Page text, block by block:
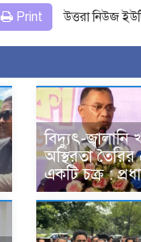
Print উত্তরা নিউজ
বিদ্যুৎ-জ্বালানি
অস্থিরতা তৈরির
একটি চক্র :